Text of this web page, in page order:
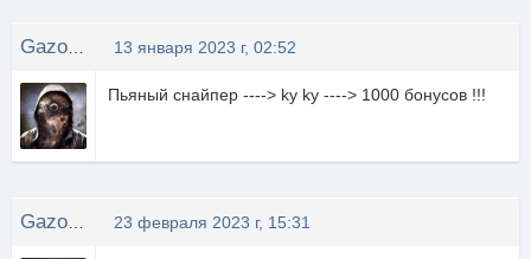
13 января 2023 г, 02:52
Пьяный снайпер ----> ky ky ----> 1000 бонусов !!!
23 февраля 2023 г, 15:31